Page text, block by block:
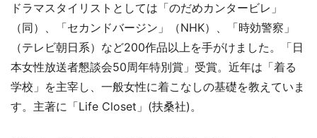
ドラマスタイリストとしては「のだめカンタービレ」
（同）、「セカンドバージン」（NHK）、「時効警察」
（テレビ朝日系）など200作品以上を手がけました。「日
本女性放送者懇談会50周年特別賞」受賞。近年は「着る
学校」を主宰し、一般女性に着こなしの基礎を教えていま
す。主著に「Life Closet」(扶桑社)。